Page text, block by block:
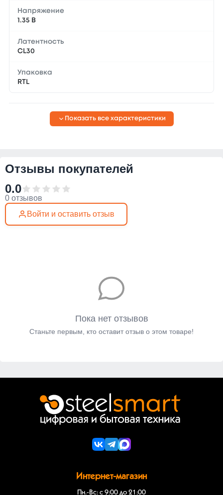
Напряжение
1.35 В
Латентность
CL30
Упаковка
RTL
Показать все характеристики
Отзывы покупателей
0.0
0 отзывов
Войти и оставить отзыв
Пока нет отзывов
Станьте первым, кто оставит отзыв о этом товаре!
Интернет-магазин
Пн.-Вс: с 9:00 до 21:00